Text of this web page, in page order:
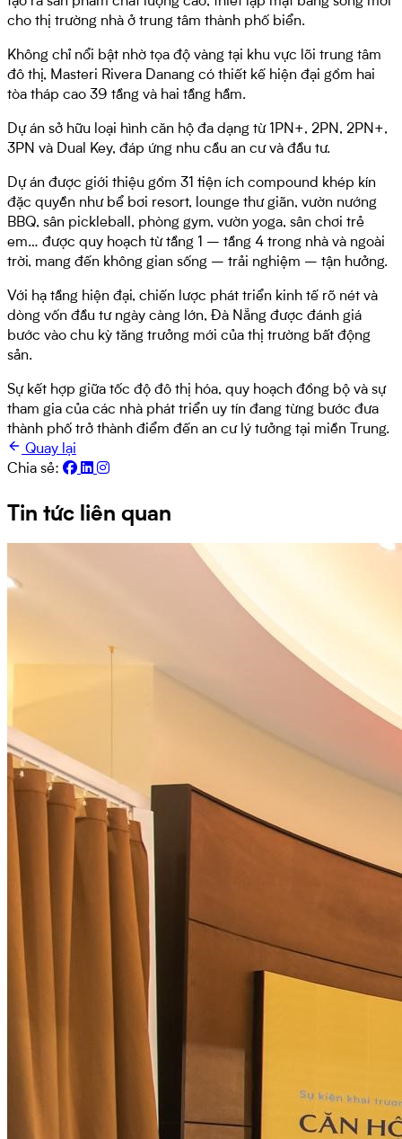
cho thị trường nhà ở trung tâm thành phố biển.
Không chỉ nổi bật nhờ tọa độ vàng tại khu vực lõi trung tâm
đô thị, Masteri Rivera Danang có thiết kế hiện đại gồm hai
tòa tháp cao 39 tầng và hai tầng hầm.
Dự án sở hữu loại hình căn hộ đa dạng từ 1PN+, 2PN, 2PN+,
3PN và Dual Key, đáp ứng nhu cầu an cư và đầu tư.
Dự án được giới thiệu gồm 31 tiện ích compound khép kín
đặc quyền như bể bơi resort, lounge thư giãn, vườn nướng
BBQ, sân pickleball, phòng gym, vườn yoga, sân chơi trẻ
em… được quy hoạch từ tầng 1 – tầng 4 trong nhà và ngoài
trời, mang đến không gian sống – trải nghiệm – tận hưởng.
Với hạ tầng hiện đại, chiến lược phát triển kinh tế rõ nét và
dòng vốn đầu tư ngày càng lớn, Đà Nẵng được đánh giá
bước vào chu kỳ tăng trưởng mới của thị trường bất động
sản.
Sự kết hợp giữa tốc độ đô thị hóa, quy hoạch đồng bộ và sự
tham gia của các nhà phát triển uy tín đang từng bước đưa
thành phố trở thành điểm đến an cư lý tưởng tại miền Trung.
Quay lại
Chia sẻ:
Tin tức liên quan